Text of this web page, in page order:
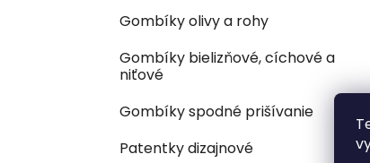
Gombíky olivy a rohy
Gombíky bielizňové, cíchové a
niťové
Gombíky spodné prišívanie
Patentky dizajnové